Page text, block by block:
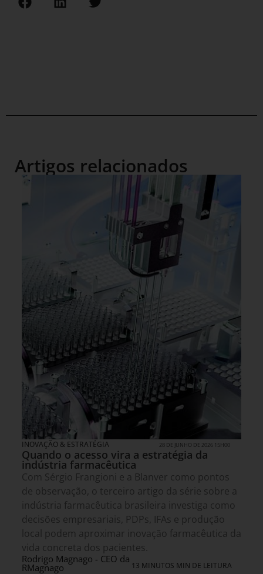
Artigos relacionados
INOVAÇÃO & ESTRATÉGIA 28 DE JUNHO DE 2026 15H00
Quando o acesso vira a estratégia da
indústria farmacêutica
Com Sérgio Frangioni e a Blanver como pontos
de observação, o terceiro artigo da série sobre a
indústria farmacêutica brasileira investiga como
decisões empresariais, PDPs, IFAs e produção
local podem aproximar inovação farmacêutica da
vida concreta dos pacientes.
Rodrigo Magnago - CEO da
RMagnago 13 MINUTOS MIN DE LEITURA